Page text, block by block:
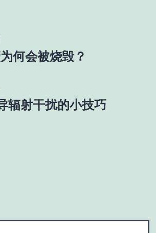
何会被烧毁？
辐射干扰的小技巧